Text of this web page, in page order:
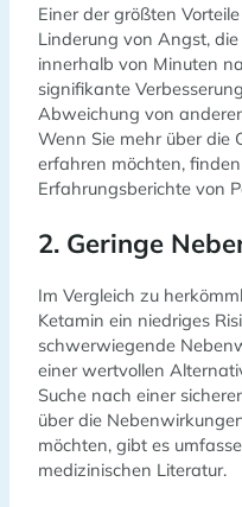
Einer der größten
Linderung von Angst,
innerhalb von Minuten
signifikante
Abweichung von
Wenn Sie mehr über die
erfahren möchten,
Erfahrungsberichte von
2. Geringe
Im Vergleich zu
Ketamin ein niedriges
schwerwiegende
einer wertvollen
Suche nach einer
über die
möchten, gibt es
medizinischen Literatur.